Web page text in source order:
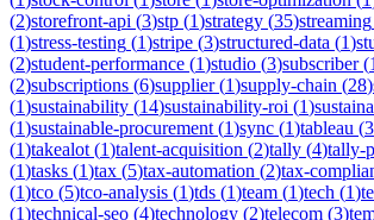
(2)storefront-api (3)stp (1)strategy (35)streaming
(1)stress-testing (1)stripe (3)structured-data (1)
(2)student-performance (1)studio (3)subscriber(1
(2)subscriptions (6)supplier(1)supply-chain (28)
(1)sustainability (14)sustainability-roi (1)
(1)sustainable-procurement (1)sync (1)tableau (3
(1)takealot (1)talent-acquisition (2)tally (4)tally-
(1)tasks (1)tax (5)tax-automation (2)tax-
(1)tco (5)tco-analysis (1)tds (1)team (1)tech (1)
(1)technical-seo (4)technology (2)telecom (3)